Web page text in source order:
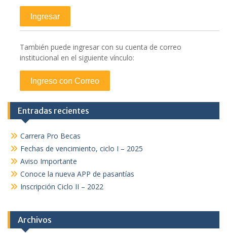
También puede ingresar con su cuenta de correo
institucional en el siguiente vínculo:
Entradas recientes
Carrera Pro Becas
Fechas de vencimiento, ciclo I – 2025
Aviso Importante
Conoce la nueva APP de pasantías
Inscripción Ciclo II – 2022
Archivos